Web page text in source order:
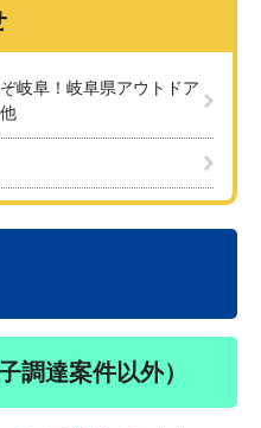
岐阜！岐阜県アウトドア
調達案件以外）